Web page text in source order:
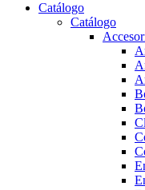
Catálogo
Catálogo